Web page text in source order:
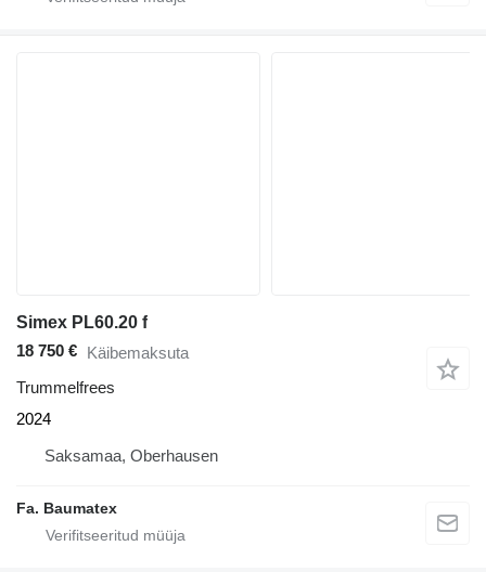
Simex PL60.20 f
18 750 € Käibemaksuta
Trummelfrees
2024
Saksamaa, Oberhausen
Fa. Baumatex